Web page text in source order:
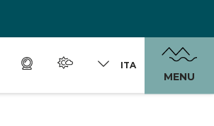
ITA
MENU